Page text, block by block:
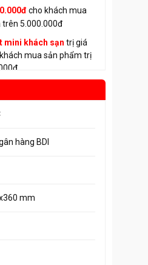
cho khách mua
trên 5.000.000đ
mini khách sạn trị giá
mua sản phẩm trị
hàng BDI
mm